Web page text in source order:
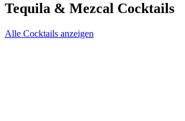
Tequila & Mezcal Cocktails
Alle Cocktails anzeigen